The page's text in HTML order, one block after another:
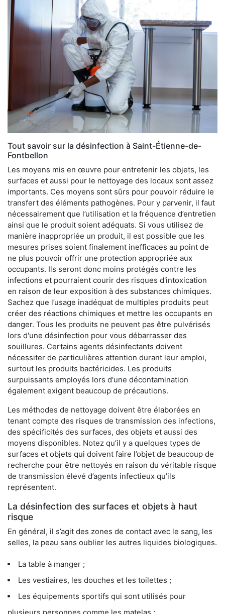
Tout savoir sur la désinfection à Saint-Étienne-de-
Fontbellon
Les moyens mis en œuvre pour entretenir les objets, les
surfaces et aussi pour le nettoyage des locaux sont assez
importants. Ces moyens sont sûrs pour pouvoir réduire le
transfert des éléments pathogènes. Pour y parvenir, il faut
nécessairement que l’utilisation et la fréquence d’entretien
ainsi que le produit soient adéquats. Si vous utilisez de
manière inappropriée un produit, il est possible que les
mesures prises soient finalement inefficaces au point de
ne plus pouvoir offrir une protection appropriée aux
occupants. Ils seront donc moins protégés contre les
infections et pourraient courir des risques d'intoxication
en raison de leur exposition à des substances chimiques.
Sachez que l’usage inadéquat de multiples produits peut
créer des réactions chimiques et mettre les occupants en
danger. Tous les produits ne peuvent pas être pulvérisés
lors d'une désinfection pour vous débarrasser des
souillures. Certains agents désinfectants doivent
nécessiter de particulières attention durant leur emploi,
surtout les produits bactéricides. Les produits
surpuissants employés lors d'une décontamination
également exigent beaucoup de précautions.
Les méthodes de nettoyage doivent être élaborées en
tenant compte des risques de transmission des infections,
des spécificités des surfaces, des objets et aussi des
moyens disponibles. Notez qu’il y a quelques types de
surfaces et objets qui doivent faire l’objet de beaucoup de
recherche pour être nettoyés en raison du véritable risque
de transmission élevé d’agents infectieux qu’ils
représentent.
La désinfection des surfaces et objets à haut
risque
En général, il s’agit des zones de contact avec le sang, les
selles, la peau sans oublier les autres liquides biologiques.
La table à manger ;
Les vestiaires, les douches et les toilettes ;
Les équipements sportifs qui sont utilisés pour
plusieurs personnes comme les matelas ;